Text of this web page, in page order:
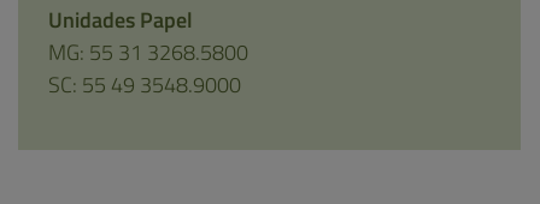
Unidades Papel
MG: 55 31 3268.5800
SC: 55 49 3548.9000